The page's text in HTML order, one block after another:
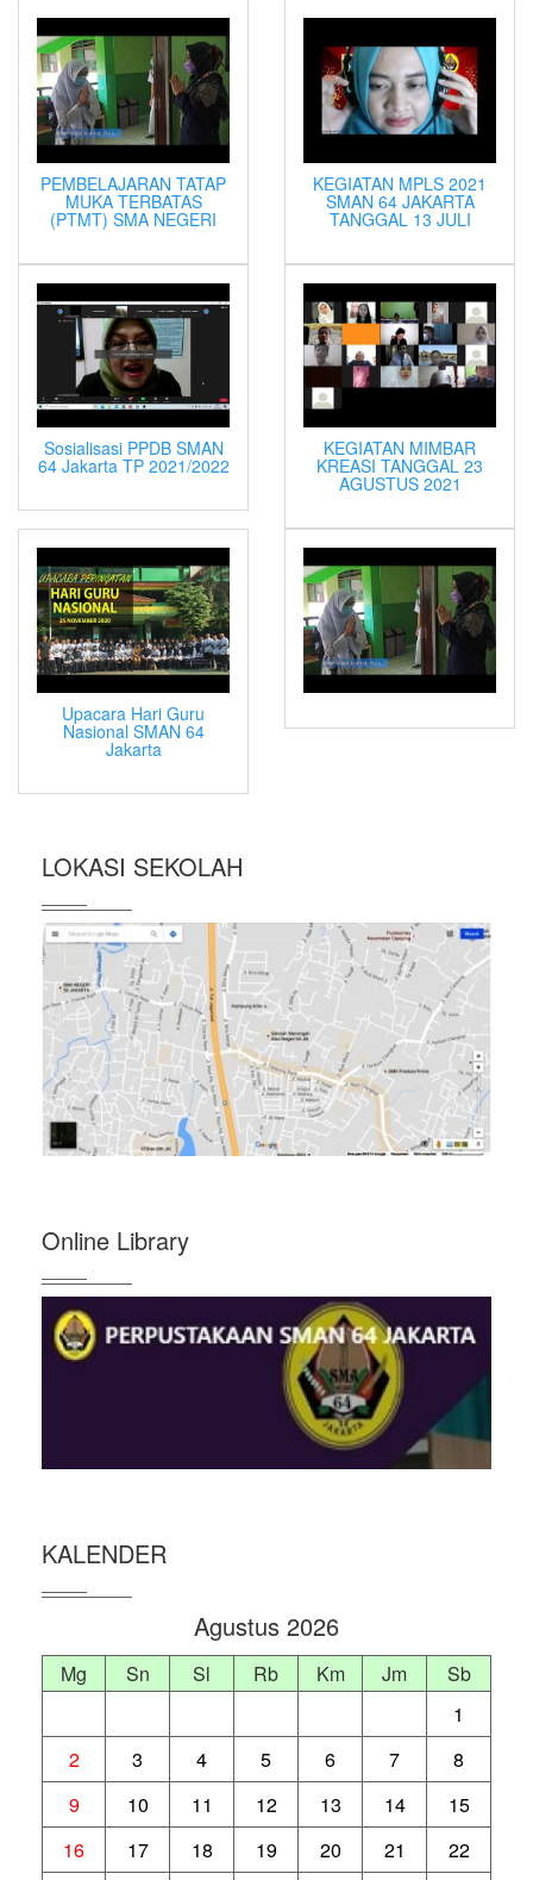
PEMBELAJARAN TATAP
MUKA TERBATAS
(PTMT) SMA NEGERI
KEGIATAN MPLS 2021
SMAN 64 JAKARTA
TANGGAL 13 JULI
Sosialisasi PPDB SMAN
64 Jakarta TP 2021/2022
KEGIATAN MIMBAR
KREASI TANGGAL 23
AGUSTUS 2021
Upacara Hari Guru
Nasional SMAN 64
Jakarta
LOKASI SEKOLAH
Online Library
KALENDER
Agustus 2026
Mg Sn Sl Rb Km Jm
Sb
1
2
3 4 5 6 7
8
9
10 11 12 13 14
15
16
17 18 19 20 21 22